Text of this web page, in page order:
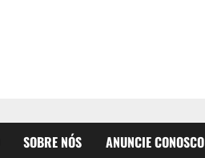
SOBRE NÓS ANUNCIE CONOSCO